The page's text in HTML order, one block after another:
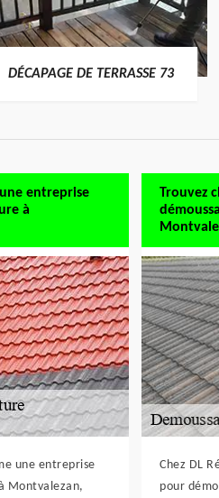
DÉCAPAGE DE TERRASSE 73
entreprise
à
une entreprise
Montvalezan,
Trouvez
Chez DL
pour